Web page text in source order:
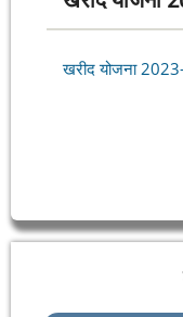
खरीद योजना